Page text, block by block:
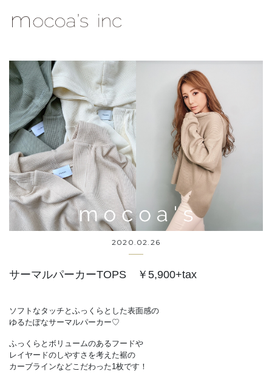
2020.02.26
サーマルパーカーTOPS ￥5,900+tax
ソフトなタッチとふっくらとした表面感の
ゆるたぽなサーマルパーカー♡
ふっくらとボリュームのあるフードや
レイヤードのしやすさを考えた裾の
カーブラインなどこだわった1枚です！